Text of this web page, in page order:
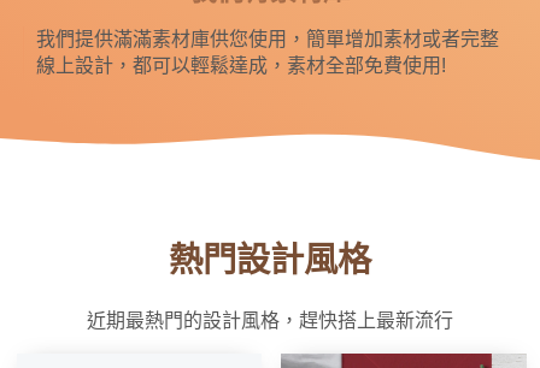
我們提供滿滿素材庫供您使用，簡單增加素材或者完整
線上設計，都可以輕鬆達成，素材全部免費使用!
熱門設計風格
近期最熱門的設計風格，趕快搭上最新流行